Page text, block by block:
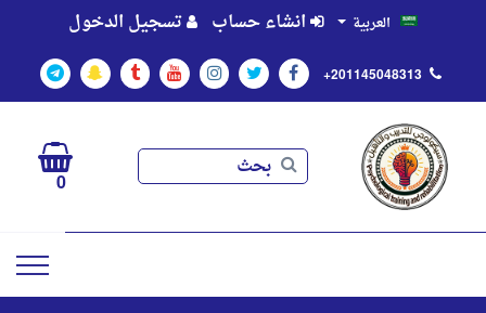
العربية انشاء حساب تسجيل الدخول
+201145048313
بحث 0